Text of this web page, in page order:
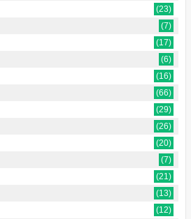
(23)
(7)
(17)
(6)
(16)
(66)
(29)
(26)
(20)
(7)
(21)
(13)
(12)